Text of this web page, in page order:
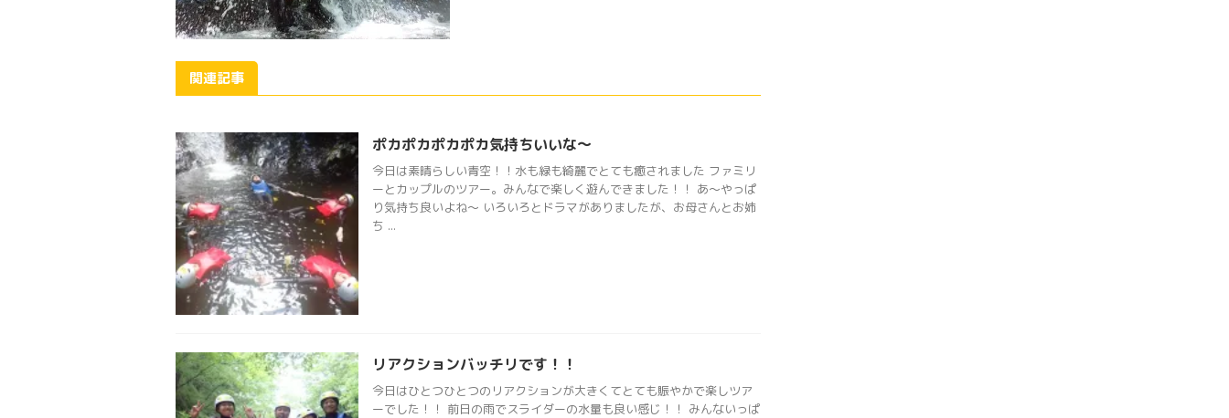
関連記事
ポカポカポカポカ気持ちいいな〜
今日は素晴らしい青空！！水も緑も綺麗でとても癒されました ファミリ
ーとカップルのツアー。みんなで楽しく遊んできました！！ あ〜やっぱ
り気持ち良いよね〜 いろいろとドラマがありましたが、お母さんとお姉
ち ...
リアクションバッチリです！！
今日はひとつひとつのリアクションが大きくてとても賑やかで楽しツア
ーでした！！ 前日の雨でスライダーの水量も良い感じ！！ みんないっぱ